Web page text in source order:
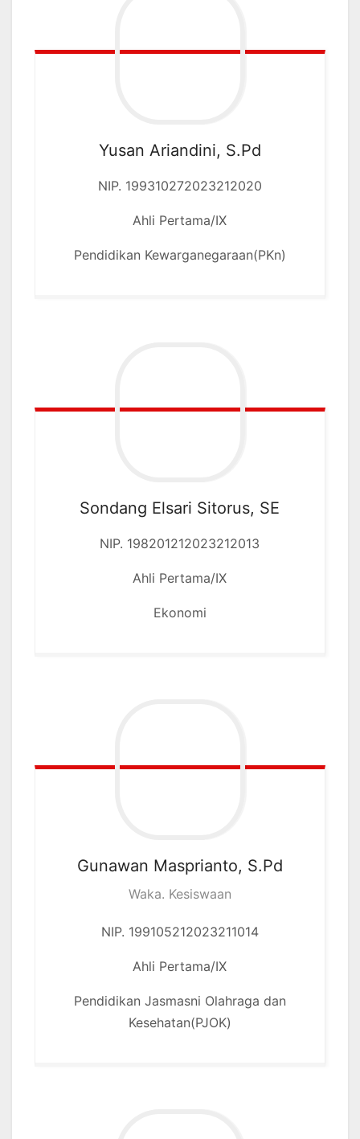
Yusan Ariandini, S.Pd
NIP. 199310272023212020
Ahli Pertama/IX
Pendidikan Kewarganegaraan(PKn)
Sondang Elsari Sitorus, SE
NIP. 198201212023212013
Ahli Pertama/IX
Ekonomi
Gunawan Masprianto, S.Pd
Waka. Kesiswaan
NIP. 199105212023211014
Ahli Pertama/IX
Pendidikan Jasmasni Olahraga dan
Kesehatan(PJOK)